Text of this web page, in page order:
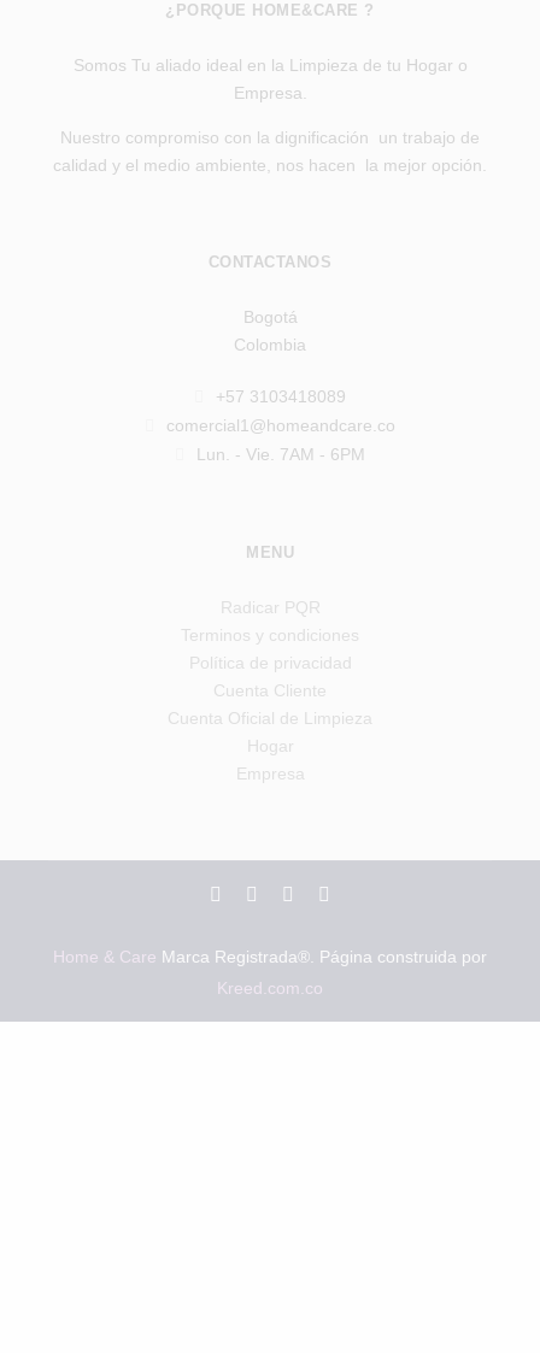
¿PORQUE HOME&CARE ?
Somos Tu aliado ideal en la Limpieza de tu Hogar o
Empresa.
Nuestro compromiso con la dignificación un trabajo de
calidad y el medio ambiente, nos hacen la mejor opción.
CONTACTANOS
Bogotá
Colombia
+57 3103418089
comercial1@homeandcare.co
Lun. - Vie. 7AM - 6PM
MENU
Radicar PQR
Terminos y condiciones
Política de privacidad
Cuenta Cliente
Cuenta Oficial de Limpieza
Hogar
Empresa
Home & Care Marca Registrada®. Página construida por
Kreed.com.co